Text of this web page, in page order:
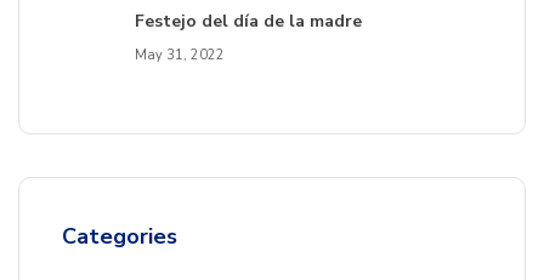
Festejo del día de la madre
May 31, 2022
Categories